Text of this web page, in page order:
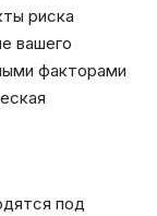
риска
вашего
факторами
под